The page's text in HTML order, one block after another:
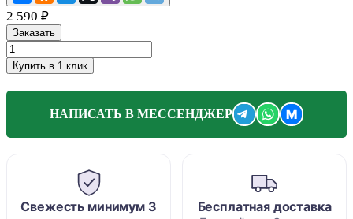
2 590 ₽
Заказать
Купить в 1 клик
НАПИСАТЬ В МЕССЕНДЖЕР M
Свежесть минимум 3
Бесплатная доставка